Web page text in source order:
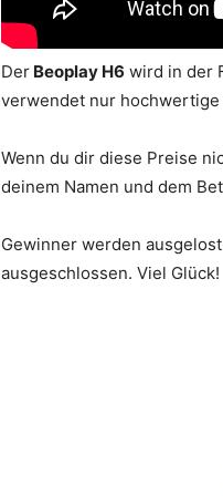
Der Beoplay H6 wird in der
verwendet nur
Wenn du dir diese Preise
deinem Namen und dem
Gewinner werden
ausgeschlossen. Viel Glück!